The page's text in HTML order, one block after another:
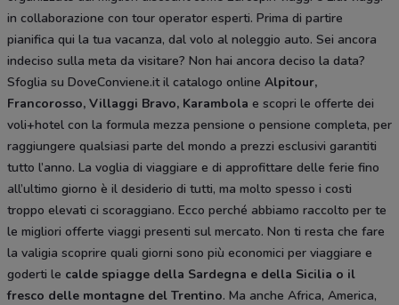
in collaborazione con tour operator esperti. Prima di partire
pianifica qui la tua vacanza, dal volo al noleggio auto. Sei ancora
indeciso sulla meta da visitare? Non hai ancora deciso la data?
Sfoglia su DoveConviene.it il catalogo online Alpitour,
Francorosso, Villaggi Bravo, Karambola e scopri le offerte dei
voli+hotel con la formula mezza pensione o pensione completa, per
raggiungere qualsiasi parte del mondo a prezzi esclusivi garantiti
tutto l’anno. La voglia di viaggiare e di approfittare delle ferie fino
all’ultimo giorno è il desiderio di tutti, ma molto spesso i costi
troppo elevati ci scoraggiano. Ecco perché abbiamo raccolto per te
le migliori offerte viaggi presenti sul mercato. Non ti resta che fare
la valigia scoprire quali giorni sono più economici per viaggiare e
goderti le calde spiagge della Sardegna e della Sicilia o il
fresco delle montagne del Trentino. Ma anche Africa, America,